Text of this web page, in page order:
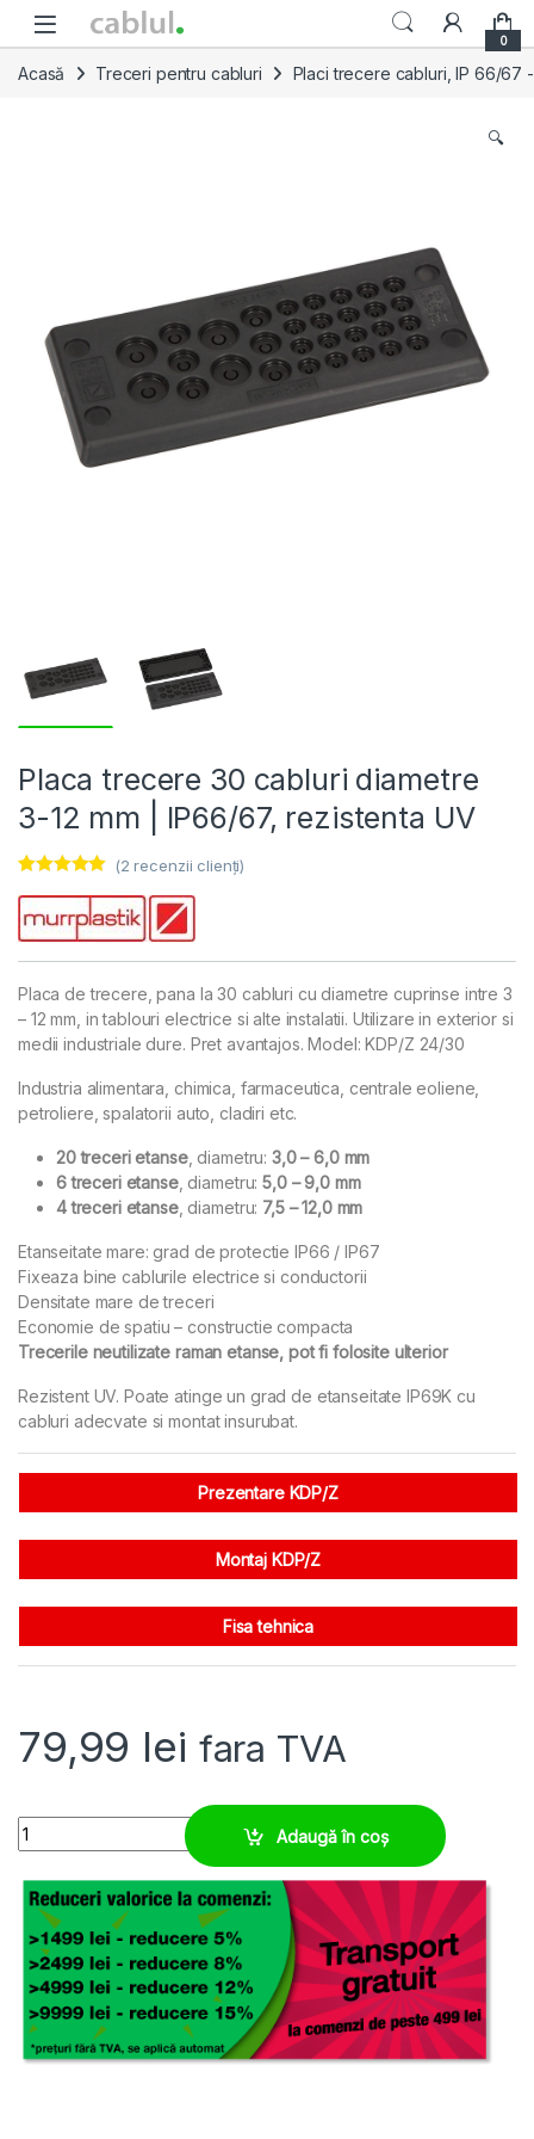
Skip to navigation
Skip to content
0
Acasă Treceri pentru cabluri Placi trecere cabluri, IP 66/67
🔍
Placa trecere 30 cabluri diametre
3-12 mm | IP66/67, rezistenta UV
5.00
baza a
evaluări ale
(2 recenzii clienți)
Placa de trecere, pana la 30 cabluri cu diametre cuprinse intre 3
– 12 mm, in tablouri electrice si alte instalatii. Utilizare in exterior si
medii industriale dure. Pret avantajos. Model: KDP/Z 24/30
Industria alimentara, chimica, farmaceutica, centrale eoliene,
petroliere, spalatorii auto, cladiri etc.
20 treceri etanse, diametru: 3,0 – 6,0 mm
6 treceri etanse, diametru:5,0 – 9,0 mm
4 treceri etanse, diametru: 7,5 – 12,0 mm
Etanseitate mare: grad de protectie IP66 / IP67
Fixeaza bine cablurile electrice si conductorii
Densitate mare de treceri
Economie de spatiu – constructie compacta
Trecerile neutilizate raman etanse, pot fi folosite ulterior
Rezistent UV. Poate atinge un grad de etanseitate IP69K cu
cabluri adecvate si montat insurubat.
Prezentare KDP/Z
Montaj KDP/Z
Fisa tehnica
79,99 lei fara TVA
Placa trecere 30 cabluri diametre 3-12 mm | IP66/67, rezistenta UV
Adaugă în coș